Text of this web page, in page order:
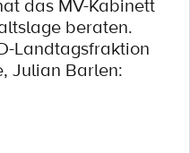
das MV-Kabinett
beraten.
Landtagsfraktion
Julian Barlen: